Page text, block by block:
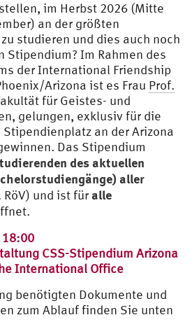
im Herbst 2026 (Mitte
an der größten
studieren und dies auch noch
Stipendium? Im Rahmen des
der International Friendship
Arizona ist es Frau Prof.
für Geistes- und
gelungen, exklusiv für die
Stipendienplatz an der Arizona
Das Stipendium
des aktuellen
aller
RöV) und ist füralle
18:00
CSS-Stipendium Arizona
International Office
benötigten Dokumente und
zum Ablauf finden Sie unten